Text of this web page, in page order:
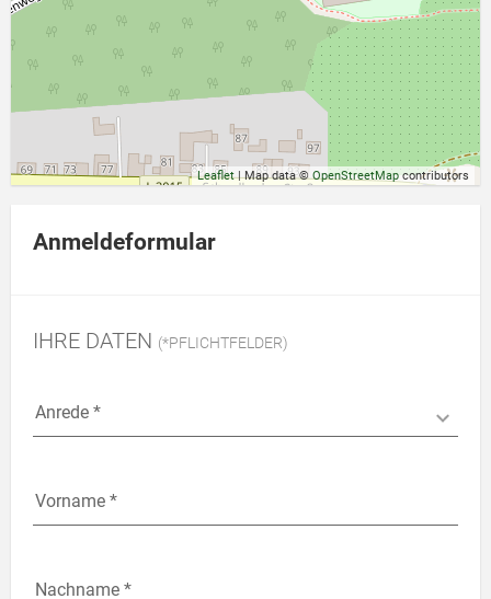
Leaflet| Map data ©OpenStreetMap contributors
Anmeldeformular
IHRE DATEN (*PFLICHTFELDER)
Anrede *
Anrede *
Vorname *
Vorname *
Nachname *
Nachname *